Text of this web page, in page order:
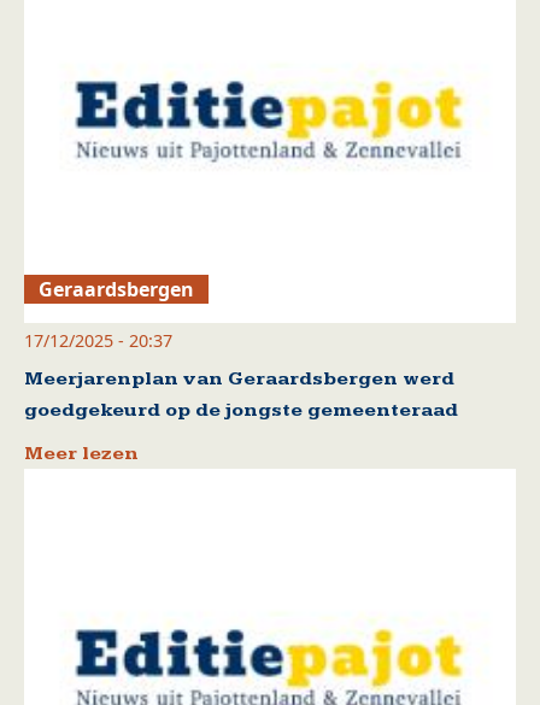
Geraardsbergen
17/12/2025 - 20:37
Meerjarenplan van Geraardsbergen werd
goedgekeurd op de jongste gemeenteraad
Meer lezen